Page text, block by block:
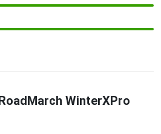
WinterXPro